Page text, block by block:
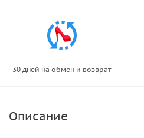
30 дней на обмен и возврат
Описание